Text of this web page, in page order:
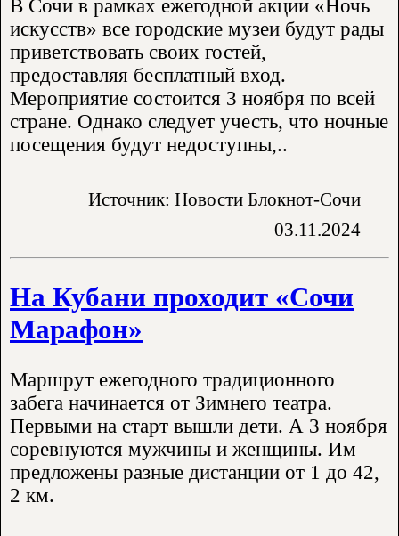
В Сочи в рамках ежегодной акции «Ночь
искусств» все городские музеи будут рады
приветствовать своих гостей,
предоставляя бесплатный вход.
Мероприятие состоится 3 ноября по всей
стране. Однако следует учесть, что ночные
посещения будут недоступны,..
Источник: Новости Блокнот-Сочи
03.11.2024
На Кубани проходит «Сочи
Марафон»
Маршрут ежегодного традиционного
забега начинается от Зимнего театра.
Первыми на старт вышли дети. А 3 ноября
соревнуются мужчины и женщины. Им
предложены разные дистанции от 1 до 42,
2 км.